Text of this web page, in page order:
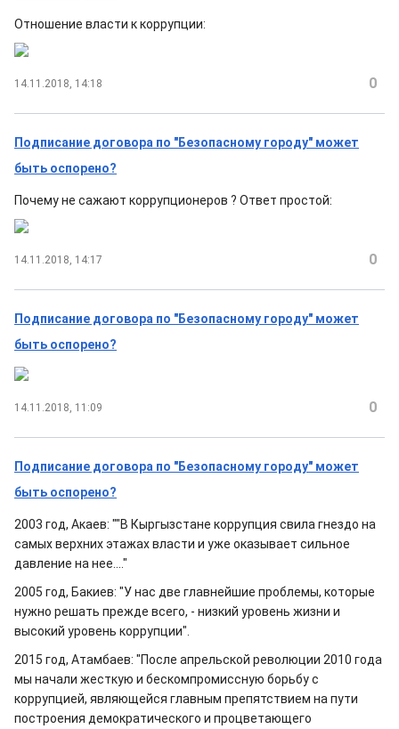
Отношение власти к коррупции:
14.11.2018, 14:18 0
Подписание договора по "Безопасному городу" может
быть оспорено?
Почему не сажают коррупционеров ? Ответ простой:
14.11.2018, 14:17 0
Подписание договора по "Безопасному городу" может
быть оспорено?
14.11.2018, 11:09 0
Подписание договора по "Безопасному городу" может
быть оспорено?
2003 год, Акаев: ""В Кыргызстане коррупция свила гнездо на
самых верхних этажах власти и уже оказывает сильное
давление на нее...."
2005 год, Бакиев: "У нас две главнейшие проблемы, которые
нужно решать прежде всего, - низкий уровень жизни и
высокий уровень коррупции".
2015 год, Атамбаев: "После апрельской революции 2010 года
мы начали жесткую и бескомпромиссную борьбу с
коррупцией, являющейся главным препятствием на пути
построения демократического и процветающего